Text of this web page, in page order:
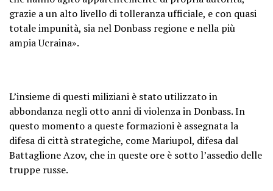
grazie a un alto livello di tolleranza ufficiale, e con quasi
totale impunità, sia nel Donbass regione e nella più
ampia Ucraina».
L’insieme di questi miliziani è stato utilizzato in
abbondanza negli otto anni di violenza in Donbass. In
questo momento a queste formazioni è assegnata la
difesa di città strategiche, come Mariupol, difesa dal
Battaglione Azov, che in queste ore è sotto l’assedio delle
truppe russe.